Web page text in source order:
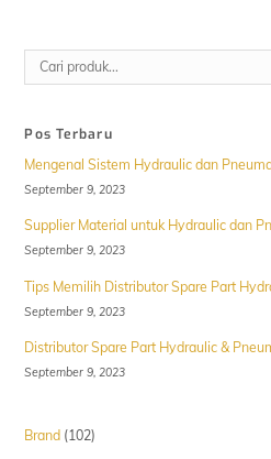
Cari
Pos Terbaru
Mengenal Sistem Hydraulic dan
September 9, 2023
Supplier Material untuk Hydraulic dan
September 9, 2023
Tips Memilih Distributor Spare Part
September 9, 2023
Distributor Spare Part Hydraulic &
September 9, 2023
Brand 102102